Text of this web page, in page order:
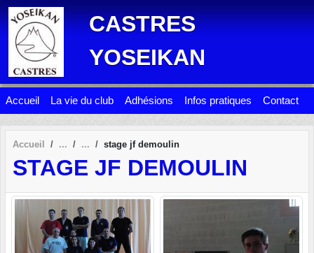
CASTRES
YOSEIKAN
Accueil La vie du club Adhésions Infos pratiques Contact
Accueil stage jf demoulin
STAGE JF DEMOULIN
Panneau de gestion des cookies